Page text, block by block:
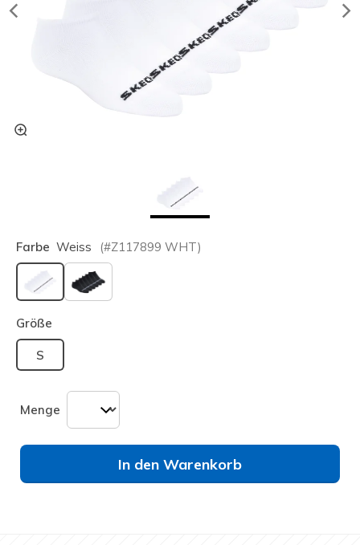
Farbe Weiss (#Z117899 WHT)
ausgewählt
Größe
S
Menge
In den Warenkorb